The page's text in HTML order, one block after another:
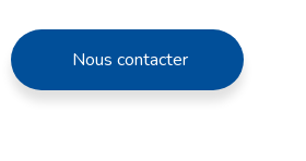
Nous contacter